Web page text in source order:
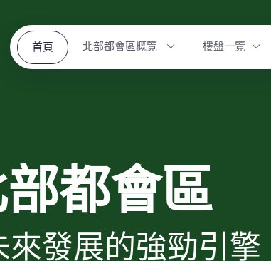
首頁 北部都會區概覽 樓盤一覽
都會區
來發展的強勁引擎